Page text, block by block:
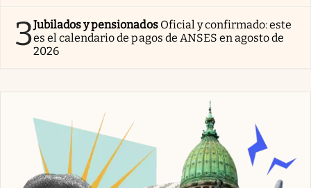
3Jubilados y pensionados Oficial y confirmado: este
es el calendario de pagos de ANSES en agosto de
2026